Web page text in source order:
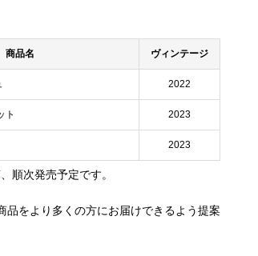
商品名 ヴィンテージ
2022
ト 2023
2023
順次発売予定です。
をより多くの方にお届けできるよう提案